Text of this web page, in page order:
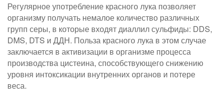
Регулярное употребление красного лука позволяет
организму получать немалое количество различных
групп серы, в которые входят диаллил сульфиды: DDS,
DMS, DTS и ДДН. Польза красного лука в этом случае
заключается в активизации в организме процесса
производства цистеина, способствующего снижению
уровня интоксикации внутренних органов и потере
веса.